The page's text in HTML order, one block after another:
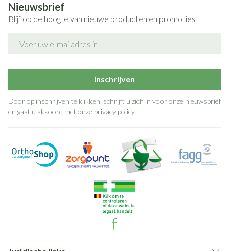
Nieuwsbrief
Blijf op de hoogte van nieuwe producten en promoties
Inschrijven
Door op inschrijven te klikken, schrijft u zich in voor onze nieuwsbrief
en gaat u akkoord met onze privacy policy.